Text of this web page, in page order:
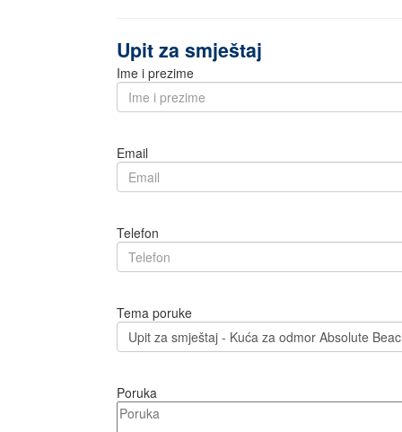
Upit za smještaj
Ime i prezime
Email
Telefon
Tema poruke
Poruka